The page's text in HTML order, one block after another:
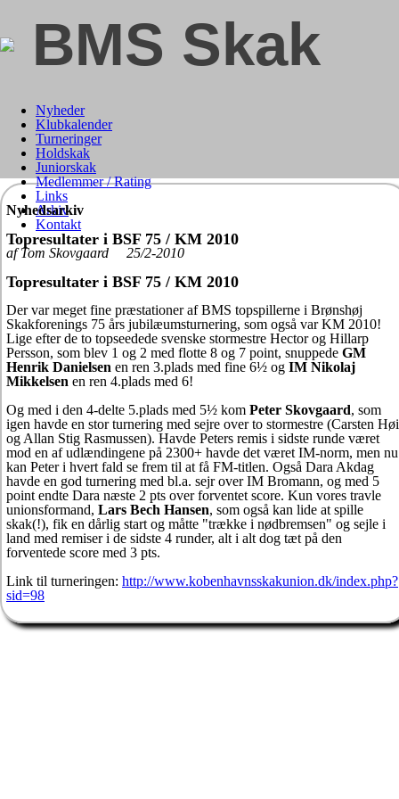
BMS Skak
Nyheder
Klubkalender
Turneringer
Holdskak
Juniorskak
Medlemmer / Rating
Links
Arkiv
Kontakt
Nyhedsarkiv
Topresultater i BSF 75 / KM 2010
af Tom Skovgaard 25/2-2010
Topresultater i BSF 75 / KM 2010
Der var meget fine præstationer af BMS topspillerne i Brønshøj
Skakforenings 75 års jubilæumsturnering, som også var KM 2010!
Lige efter de to topseedede svenske stormestre Hector og Hillarp
Persson, som blev 1 og 2 med flotte 8 og 7 point, snuppede GM
Henrik Danielsen en ren 3.plads med fine 6½ og IM Nikolaj
Mikkelsen en ren 4.plads med 6!
Og med i den 4-delte 5.plads med 5½ kom Peter Skovgaard, som
igen havde en stor turnering med sejre over to stormestre (Carsten Høi
og Allan Stig Rasmussen). Havde Peters remis i sidste runde været
mod en af udlændingene på 2300+ havde det været IM-norm, men nu
kan Peter i hvert fald se frem til at få FM-titlen. Også Dara Akdag
havde en god turnering med bl.a. sejr over IM Bromann, og med 5
point endte Dara næste 2 pts over forventet score. Kun vores travle
unionsformand, Lars Bech Hansen, som også kan lide at spille
skak(!), fik en dårlig start og måtte "trække i nødbremsen" og sejle i
land med remiser i de sidste 4 runder, alt i alt dog tæt på den
forventede score med 3 pts.
Link til turneringen: http://www.kobenhavnsskakunion.dk/index.php?
sid=98